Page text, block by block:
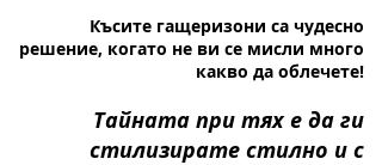
Късите гащеризони са чудесно
решение, когато не ви се мисли много
какво да облечете!
Тайната при тях е да ги
стилизирате стилно и с